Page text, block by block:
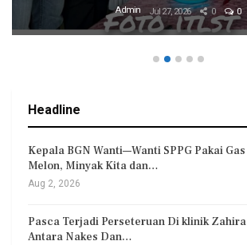
Admin Jul 27, 2026 0 0
Headline
Kepala BGN Wanti—Wanti SPPG Pakai Gas
Melon, Minyak Kita dan…
Aug 2, 2026
Pasca Terjadi Perseteruan Di klinik Zahira
Antara Nakes Dan…